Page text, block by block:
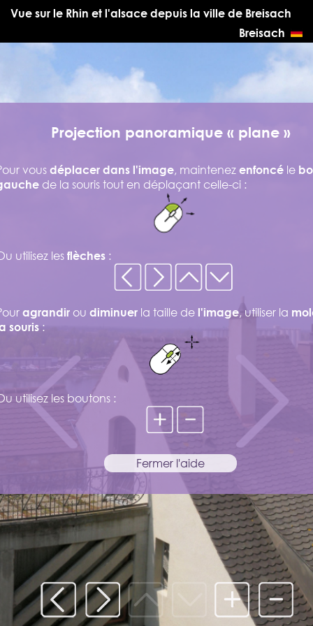
Vue sur le Rhin et l'alsace depuis la ville de Breisach
Breisach